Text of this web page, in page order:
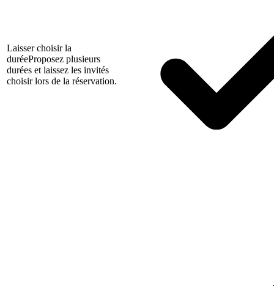
Laisser choisir la
duréeProposez plusieurs
durées et laissez les invités
choisir lors de la réservation.